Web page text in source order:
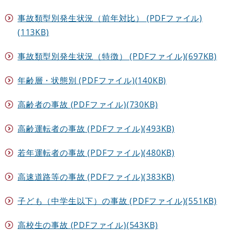
事故類型別発生状況（前年対比） (PDFファイル)
(113KB)
事故類型別発生状況（特徴） (PDFファイル)(697KB)
年齢層・状態別 (PDFファイル)(140KB)
高齢者の事故 (PDFファイル)(730KB)
高齢運転者の事故 (PDFファイル)(493KB)
若年運転者の事故 (PDFファイル)(480KB)
高速道路等の事故 (PDFファイル)(383KB)
子ども（中学生以下）の事故 (PDFファイル)(551KB)
高校生の事故 (PDFファイル)(543KB)